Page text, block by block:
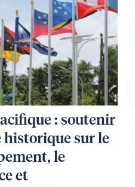
: soutenir
sur le
le
et